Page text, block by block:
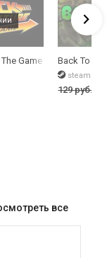
Game Back To
steam
129 руб.
все